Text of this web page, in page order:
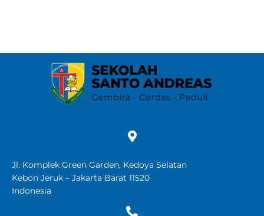
Jl. Komplek Green Garden, Kedoya Selatan
Kebon Jeruk – Jakarta Barat 11520
Indonesia